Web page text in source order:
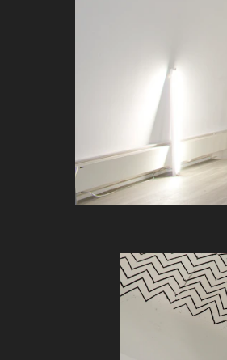
betydning.
på rommet
versus
Richard
utdannelse
han i
Glasgow i
Richard